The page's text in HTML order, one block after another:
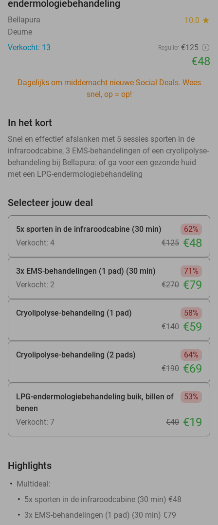
endermologiebehandeling
Bellapura 10.0 star
Deurne
Verkocht: 13
Regulier €125
€48
Dagelijks om middernacht nieuwe Social Deals. Wees
snel, op = op!
In het kort
Snel en effectief afslanken met 5 sessies sporten in de
infraroodcabine, 3 EMS-behandelingen of een cryolipolyse-
behandeling bij Bellapura: of ga voor een gezonde huid
met een LPG-endermologiebehandeling
Selecteer jouw deal
5x sporten in de infraroodcabine (30 min)
62%
Verkocht: 4
€125 €48
3x EMS-behandelingen (1 pad) (30 min)
71%
Verkocht: 2
€270 €79
Cryolipolyse-behandeling (1 pad)
58%
€140 €59
Cryolipolyse-behandeling (2 pads)
64%
€190 €69
LPG-endermologiebehandeling buik, billen of
benen
53%
Verkocht: 7 €40 €19
Highlights
Multideal:
5x sporten in de infraroodcabine (30 min) €48
3x EMS-behandelingen (1 pad) (30 min) €79